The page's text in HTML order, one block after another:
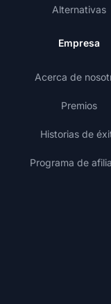
Alternativas
Empresa
Acerca de
Premios
Historias de
Programa de